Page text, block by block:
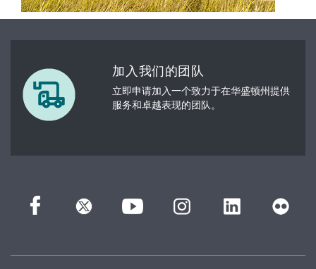
加入我们的团队
立即申请加入一个致力于在华盛顿州提供
服务和卓越表现的团队。